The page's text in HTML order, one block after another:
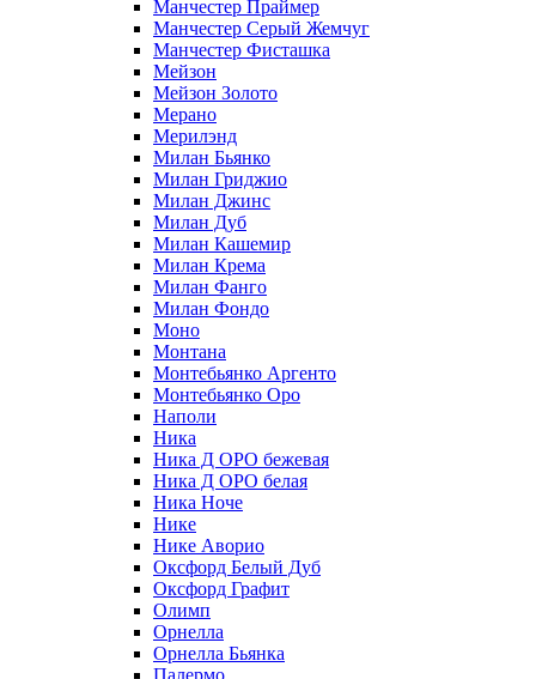
Манчестер Праймер
Манчестер Серый Жемчуг
Манчестер Фисташка
Мейзон
Мейзон Золото
Мерано
Мерилэнд
Милан Бьянко
Милан Гриджио
Милан Джинс
Милан Дуб
Милан Кашемир
Милан Крема
Милан Фанго
Милан Фондо
Моно
Монтана
Монтебьянко Аргенто
Монтебьянко Оро
Наполи
Ника
Ника Д ОРО бежевая
Ника Д ОРО белая
Ника Ноче
Нике
Нике Аворио
Оксфорд Белый Дуб
Оксфорд Графит
Олимп
Орнелла
Орнелла Бьянка
Палермо